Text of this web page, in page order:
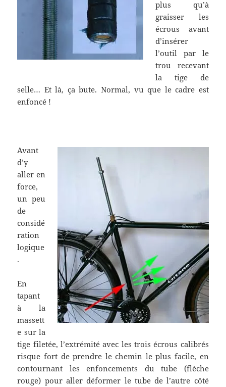
plus qu’à
graisser les
écrous avant
d’insérer
l’outil par le
trou recevant
la tige de
selle… Et là, ça bute. Normal, vu que le cadre est
enfoncé !
Avant
d’y
aller en
force,
un peu
de
considé
ration
logique
.
En
tapant
à la
massett
e sur la
tige filetée, l’extrémité avec les trois écrous calibrés
risque fort de prendre le chemin le plus facile, en
contournant les enfoncements du tube (flèche
rouge) pour aller déformer le tube de l’autre côté